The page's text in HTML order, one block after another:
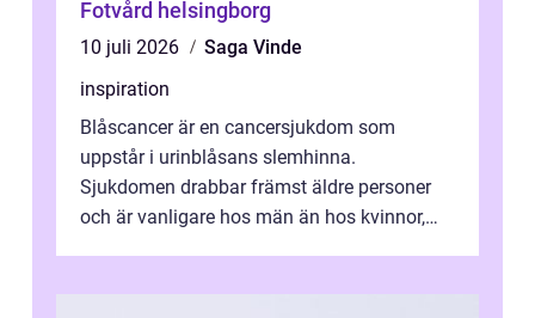
Fotvård helsingborg
10 juli 2026
Saga Vinde
inspiration
Blåscancer är en cancersjukdom som
uppstår i urinblåsans slemhinna.
Sjukdomen drabbar främst äldre personer
och är vanligare hos män än hos kvinnor,